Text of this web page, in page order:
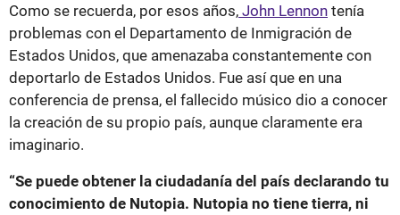
Como se recuerda, por esos años, John Lennon tenía
problemas con el Departamento de Inmigración de
Estados Unidos, que amenazaba constantemente con
deportarlo de Estados Unidos. Fue así que en una
conferencia de prensa, el fallecido músico dio a conocer
la creación de su propio país, aunque claramente era
imaginario.
“Se puede obtener la ciudadanía del país declarando tu
conocimiento de Nutopia. Nutopia no tiene tierra, ni